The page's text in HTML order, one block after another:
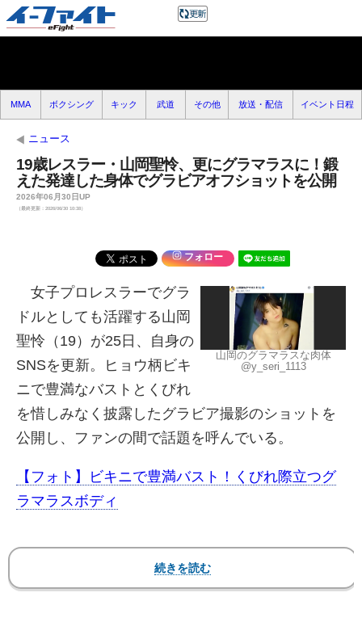
MMA ボクシング キック 武道 その他 放送・配信 イベント日程
ニュース
19歳レスラー・山岡聖怜、更にグラマラスに！鍛
えた発達した身体でグラビアオフショットを公開
2026年06月30日UP
（最終更新：2026/06/30 10:38）
フォロー
山岡のグラマラスな肉体
@y_seri_1113
女子プロレスラーでグラ
ドルとしても活躍する山岡
聖怜（19）が25日、自身の
SNSを更新。ヒョウ柄ビキ
ニで豊満なバストとくびれ
を惜しみなく披露したグラビア撮影のショットを
公開し、ファンの間で話題を呼んでいる。
【フォト】ビキニで豊満バスト！くびれ際立つグ
ラマラスボディ